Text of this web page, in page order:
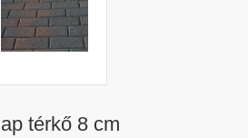
térkő 8 cm